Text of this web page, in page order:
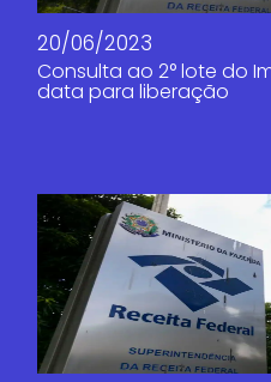
20/06/2023
Consulta ao 2° lote do
data para liberação